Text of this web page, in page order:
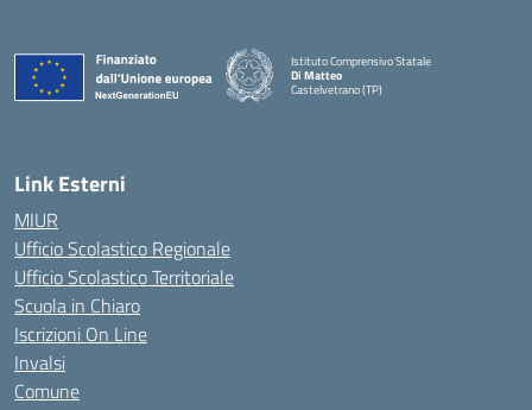
Istituto Comprensivo Statale
Di Matteo
Castelvetrano (TP)
Link Esterni
MIUR
Ufficio Scolastico Regionale
Ufficio Scolastico Territoriale
Scuola in Chiaro
Iscrizioni On Line
Invalsi
Comune